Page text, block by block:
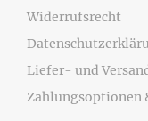
Widerrufsrecht
Liefer- und
Zahlungsoptionen